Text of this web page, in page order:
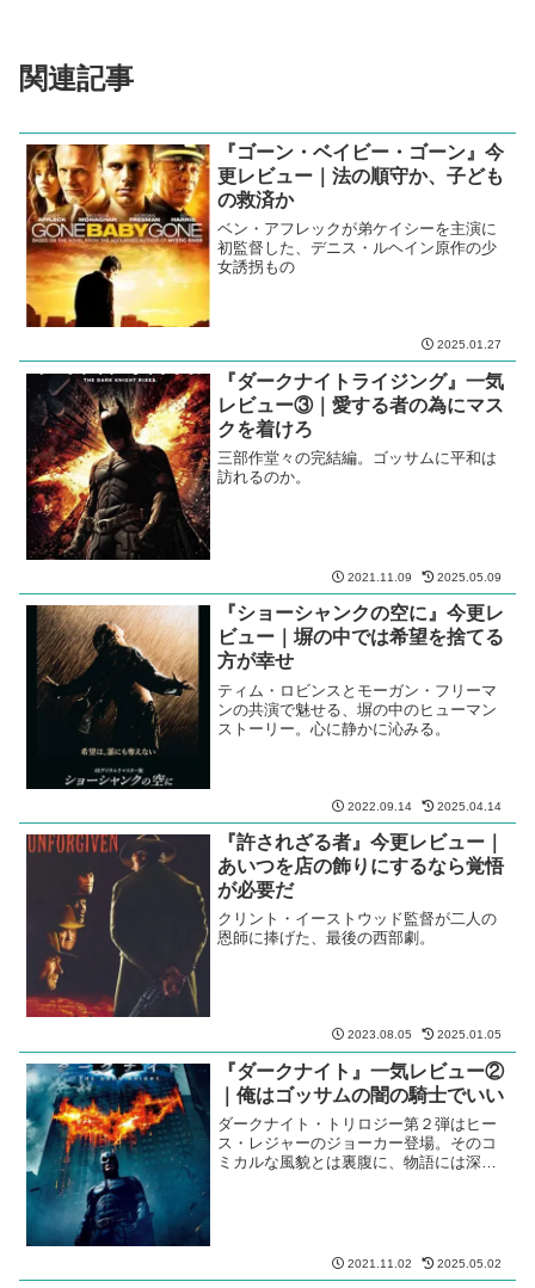
関連記事
『ゴーン・ベイビー・ゴーン』今
更レビュー｜法の順守か、子ども
の救済か
ベン・アフレックが弟ケイシーを主演に
初監督した、デニス・ルヘイン原作の少
女誘拐もの
2025.01.27
『ダークナイトライジング』一気
レビュー③｜愛する者の為にマス
クを着けろ
三部作堂々の完結編。ゴッサムに平和は
訪れるのか。
2021.11.09 2025.05.09
『ショーシャンクの空に』今更レ
ビュー｜塀の中では希望を捨てる
方が幸せ
ティム・ロビンスとモーガン・フリーマ
ンの共演で魅せる、塀の中のヒューマン
ストーリー。心に静かに沁みる。
2022.09.14 2025.04.14
『許されざる者』今更レビュー｜
あいつを店の飾りにするなら覚悟
が必要だ
クリント・イーストウッド監督が二人の
恩師に捧げた、最後の西部劇。
2023.08.05 2025.01.05
『ダークナイト』一気レビュー②
｜俺はゴッサムの闇の騎士でいい
ダークナイト・トリロジー第２弾はヒー
ス・レジャーのジョーカー登場。そのコ
ミカルな風貌とは裏腹に、物語には深い
2021.11.02 2025.05.02